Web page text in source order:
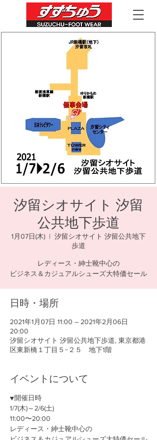
汐留シオサイト 汐留
公共地下歩道
1月07日(木)
  |
汐留シオサイト 汐留公共地下
歩道
レディース・紳士靴中心の
ビジネス＆カジュアルシューズ大特価セール
日時・場所
2021年1月07日 11:00 – 2021年2月06日
20:00
汐留シオサイト 汐留公共地下歩道, 東京都港
区東新橋１丁目５−２５ 地下1階
イベントについて
▼開催日時
1/7(木)～2/6(土)
11:00〜20:00
レディース・紳士靴中心の